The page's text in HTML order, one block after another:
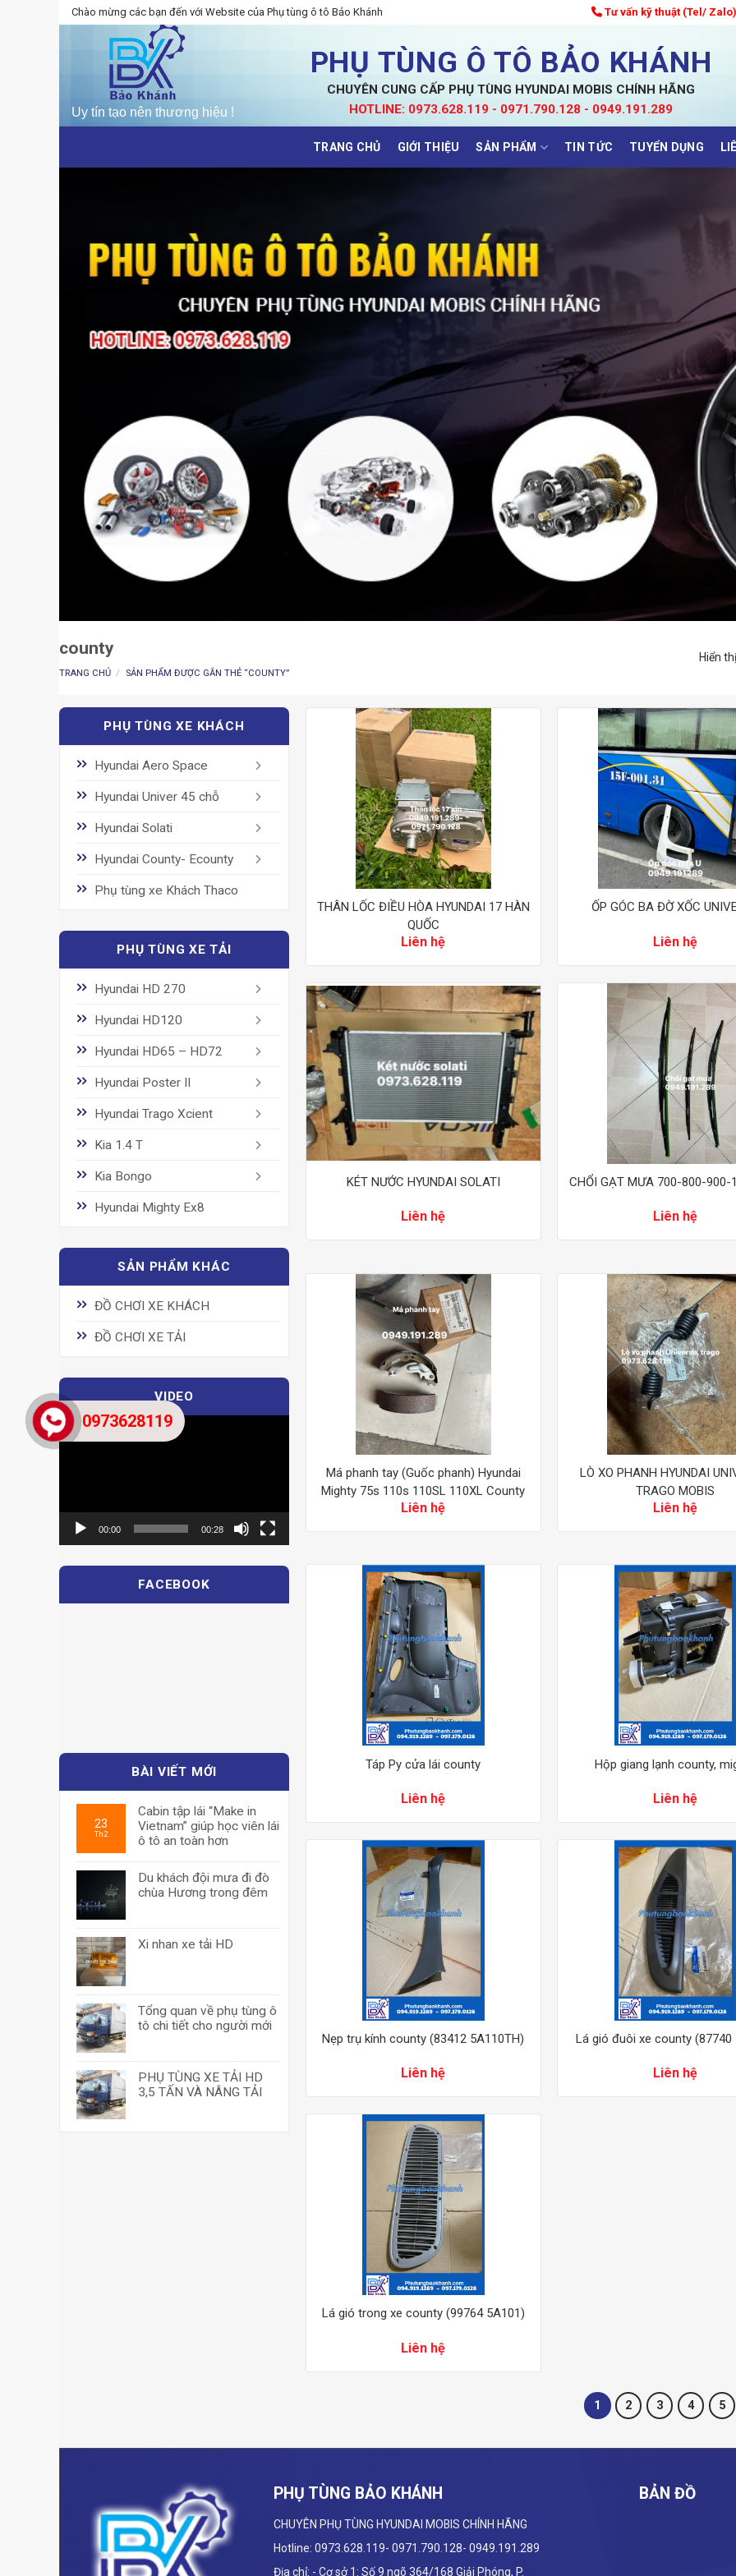
Skip
to
Chào mừng các bạn đến với Website của Phụ tùng ô tô Bảo Khánh Tư vấn kỹ thuật (Tel/
PHỤ TÙNG Ô TÔ BẢO KHÁNH
CHUYÊN CUNG CẤP PHỤ TÙNG HYUNDAI MOBIS CHÍNH HÃNG
HOTLINE: 0973.628.119 - 0971.790.128 - 0949.191.289
TRANG CHỦ GIỚI THIỆU SẢN PHẨM TIN TỨC TUYỂN DỤNG
county
TRANG CHỦ / SẢN PHẨM ĐƯỢC GẮN THẺ “COUNTY”
Hiển
PHỤ TÙNG XE KHÁCH
Hyundai Aero Space
Hyundai Univer 45 chỗ
Hyundai Solati
Hyundai County- Ecounty
Phụ tùng xe Khách Thaco
PHỤ TÙNG XE TẢI
Hyundai HD 270
Hyundai HD120
Hyundai HD65 – HD72
Hyundai Poster II
Hyundai Trago Xcient
Kia 1.4 T
Kia Bongo
Hyundai Mighty Ex8
SẢN PHẨM KHÁC
ĐỒ CHƠI XE KHÁCH
ĐỒ CHƠI XE TẢI
VIDEO
Trình
chơi
00:00 00:28
FACEBOOK
BÀI VIẾT MỚI
23
Th2
Cabin tập lái “Make in
Vietnam” giúp học viên lái
ô tô an toàn hơn
Du khách đội mưa đi đò
chùa Hương trong đêm
Xi nhan xe tải HD
Tổng quan về phụ tùng ô
tô chi tiết cho người mới
PHỤ TÙNG XE TẢI HD
3,5 TẤN VÀ NÂNG TẢI
THÂN LỐC ĐIỀU HÒA HYUNDAI 17 HÀN
QUỐC
Liên hệ
ỐP GÓC BA ĐỜ XỐC
Liên hệ
KÉT NƯỚC HYUNDAI SOLATI
Liên hệ
CHỔI GẠT MƯA 700-800-900-
Liên hệ
Má phanh tay (Guốc phanh) Hyundai
Mighty 75s 110s 110SL 110XL County
HD65 HD72 HD800
Liên hệ
LÒ XO PHANH HYUNDAI
TRAGO MOBIS
Liên hệ
Táp Py cửa lái county
Liên hệ
Hộp giang lạnh county,
Liên hệ
Nẹp trụ kính county (83412 5A110TH)
Liên hệ
Lá gió đuôi xe county (87740
Liên hệ
Lá gió trong xe county (99764 5A101)
Liên hệ
1 2 3 4 5
PHỤ TÙNG BẢO KHÁNH
CHUYÊN PHỤ TÙNG HYUNDAI MOBIS CHÍNH HÃNG
Hotline: 0973.628.119- 0971.790.128- 0949.191.289
Địa chỉ: - Cơ sở 1: Số 9 ngõ 364/168 Giải Phóng, P.
BẢN ĐỒ
0973628119